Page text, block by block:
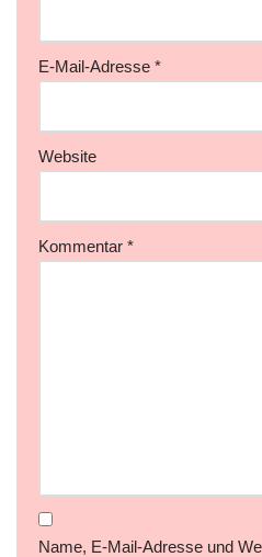
E-Mail-Adresse *
Website
Kommentar *
Name, E-Mail-Adresse und